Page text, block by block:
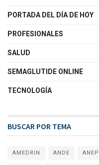
PORTADA DEL DÍA DE HOY
PROFESIONALES
SALUD
SEMAGLUTIDE ONLINE
TECNOLOGÍA
BUSCAR POR TEMA
AMEDRIN ANDE ANEP